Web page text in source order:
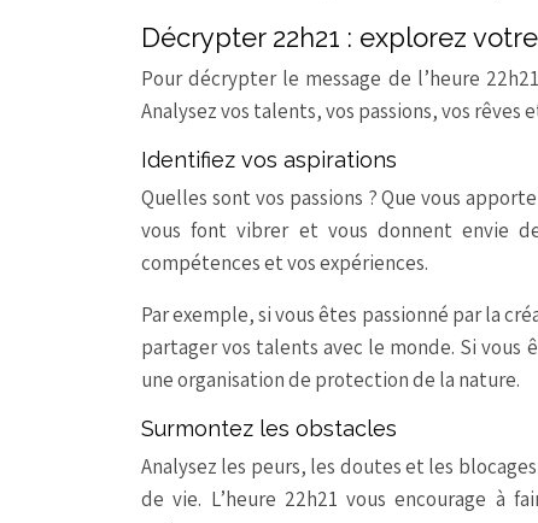
Décrypter 22h21 : explorez
Pour décrypter le message de l’heure
Analysez vos talents, vos passions, vos rêves
Identifiez vos aspirations
Quelles sont vos passions ? Que vous
vous font vibrer et vous donnent envie
compétences et vos expériences.
Par exemple, si vous êtes passionné par la
partager vos talents avec le monde. Si vous
une organisation de protection de la nature.
Surmontez les obstacles
Analysez les peurs, les doutes et les
de vie. L’heure 22h21 vous encourage à